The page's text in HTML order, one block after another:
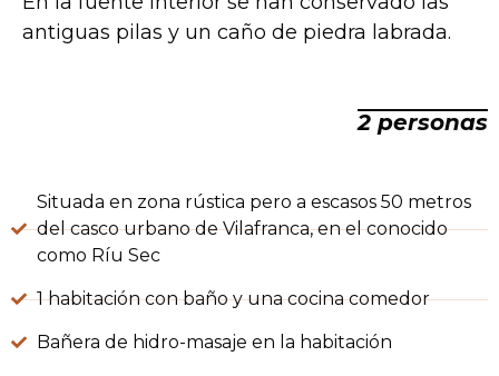
antiguas pilas y un caño de piedra labrada.
2 personas
Situada en zona rústica pero a escasos 50 metros
del casco urbano de Vilafranca, en el conocido
como Ríu Sec
1 habitación con baño y una cocina comedor
Bañera de hidro-masaje en la habitación